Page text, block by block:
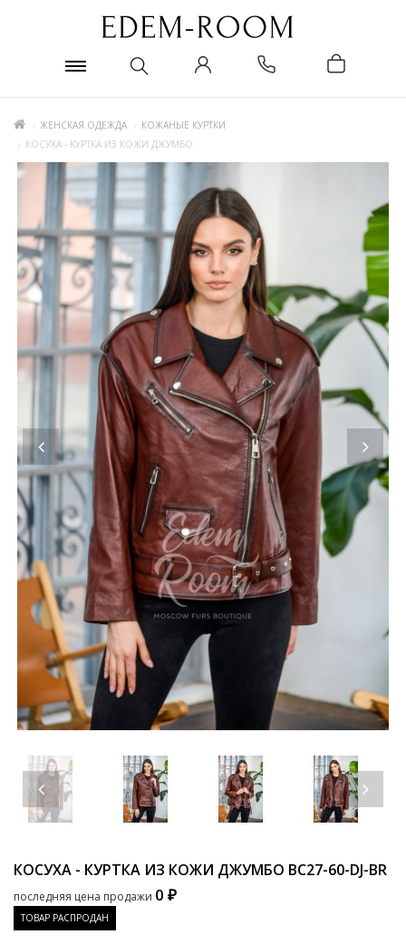
ЖЕНСКАЯ ОДЕЖДА
КОЖАНЫЕ КУРТКИ
КОСУХА - КУРТКА ИЗ КОЖИ ДЖУМБО
КОСУХА - КУРТКА ИЗ КОЖИ ДЖУМБО BC27-60-DJ-BR
последняя цена продажи 0 ₽
ТОВАР РАСПРОДАН